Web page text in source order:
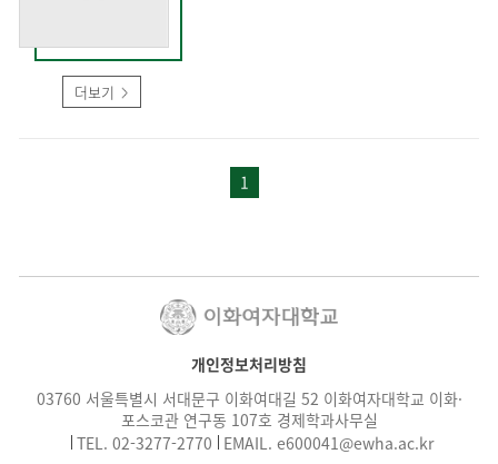
더보기
1
개인정보처리방침
03760 서울특별시 서대문구 이화여대길 52 이화여자대학교 이화·
포스코관 연구동 107호 경제학과사무실
TEL. 02-3277-2770 EMAIL. e600041@ewha.ac.kr